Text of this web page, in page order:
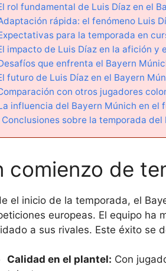
rol fundamental de Luis Díaz en el
rápida: el fenómeno Luis
para la temporada en
impacto de Luis Díaz en la afición y
que enfrenta el Bayern
futuro de Luis Díaz en el Bayern
con otros jugadores
influencia del Bayern Múnich en el
Conclusiones sobre la temporada
comienzo de
el inicio de la temporada, el
europeas. El equipo ha
a sus rivales. Este éxito se
Calidad en el plantel: Con